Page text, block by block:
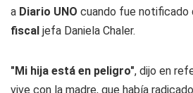
a Diario UNO cuando fue notificado
fiscal jefa Daniela Chaler.
"Mi hija está en peligro", dijo en
vive con la madre, que había